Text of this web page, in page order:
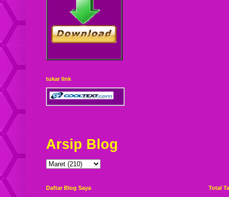
tukar link
Arsip Blog
Daftar Blog Saya Total